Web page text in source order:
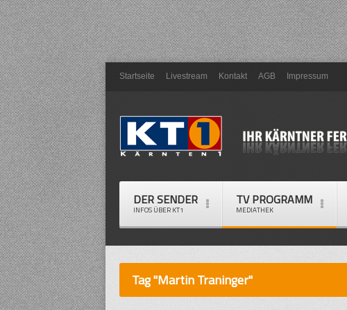
Startseite Livestream Kontakt AGB Impressum
DER SENDER
INFOS ÜBER KT1
TV PROGRAMM
MEDIATHEK
Tag "Martin Traninger"